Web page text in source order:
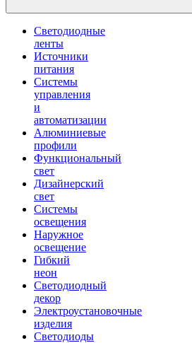
Светодиодные
ленты
Источники
питания
Системы
управления
и
автоматизации
Алюминиевые
профили
Функциональный
свет
Дизайнерский
свет
Системы
освещения
Наружное
освещение
Гибкий
неон
Светодиодный
декор
Электроустановочные
изделия
Светодиоды